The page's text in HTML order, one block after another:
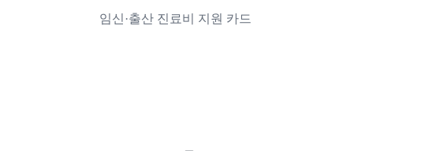
임신·출산 진료비 지원 카드